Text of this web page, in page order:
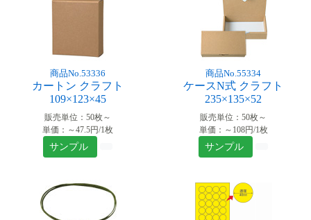
商品No.53336
カートン クラフト
109×123×45
販売単位：50枚～
単価：～47.5円/1枚
サンプル
商品No.55334
ケースN式 クラフト
235×135×52
販売単位：50枚～
単価：～108円/1枚
サンプル